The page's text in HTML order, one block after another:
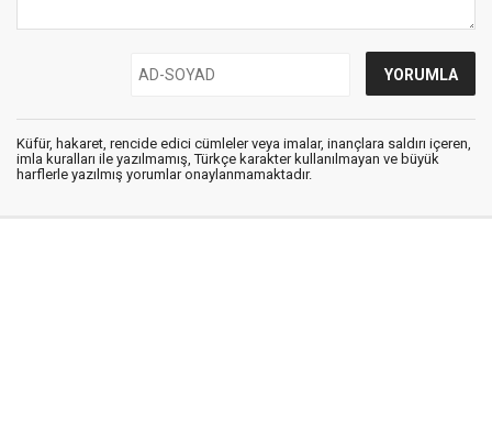
Küfür, hakaret, rencide edici cümleler veya imalar, inançlara saldırı içeren,
imla kuralları ile yazılmamış, Türkçe karakter kullanılmayan ve büyük
harflerle yazılmış yorumlar onaylanmamaktadır.